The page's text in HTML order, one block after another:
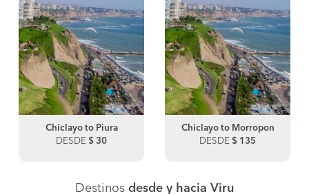
Chiclayo to Piura
DESDE $ 30
Chiclayo to Morropon
DESDE $ 135
Destinos desde y hacia Viru